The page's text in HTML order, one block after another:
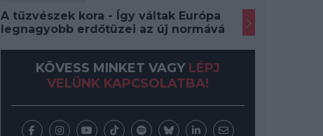
A tűzvészek kora - Így váltak Európa
legnagyobb erdőtüzei az új normává
KÖVESS MINKET VAGY LÉPJ
VELÜNK KAPCSOLATBA!